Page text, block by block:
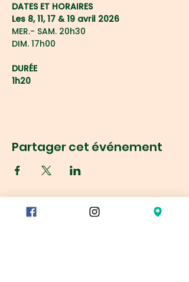
DATES ET HORAIRES
Les 8, 11, 17 & 19 avril 2026
MER.- SAM. 20h30
DIM. 17h00
DURÉE
1h20
Partager cet événement
Réservation